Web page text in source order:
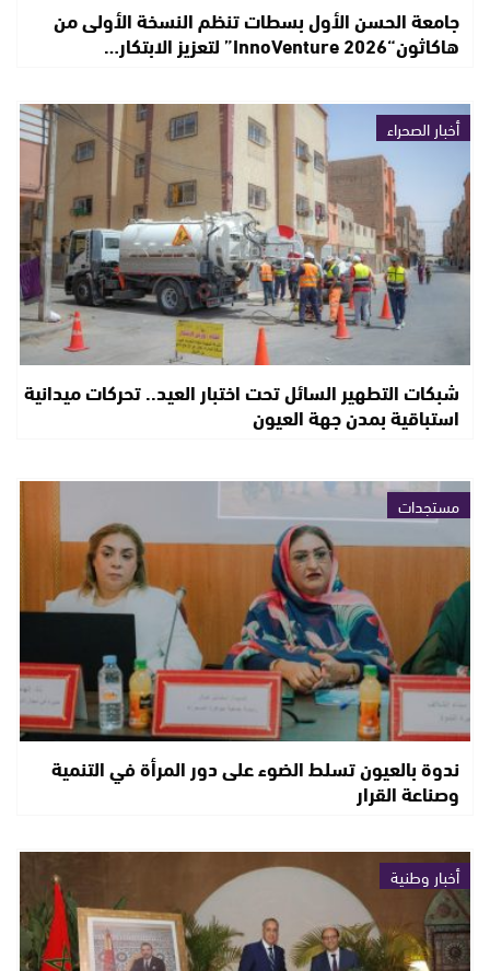
جامعة الحسن الأول بسطات تنظم النسخة الأولى من
هاكاثون“InnoVenture 2026” لتعزيز الابتكار…
أخبار الصحراء
شبكات التطهير السائل تحت اختبار العيد.. تحركات ميدانية
استباقية بمدن جهة العيون
مستجدات
ندوة بالعيون تسلط الضوء على دور المرأة في التنمية
وصناعة القرار
أخبار وطنية